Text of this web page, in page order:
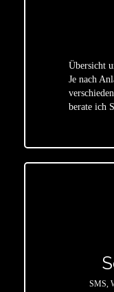
Übersicht
Je nach
berate ich
SMS,